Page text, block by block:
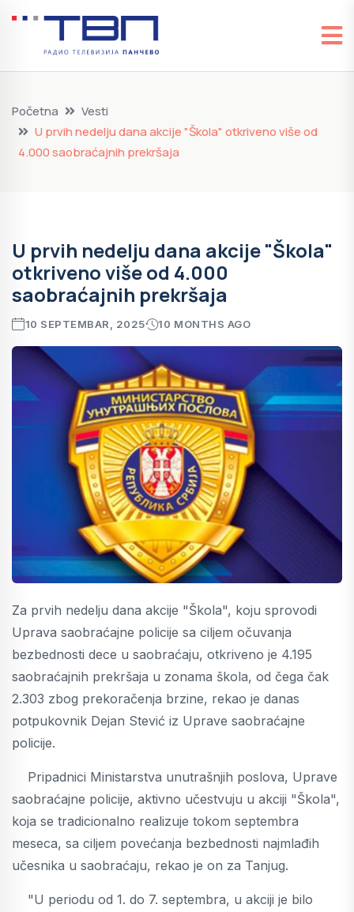
Početna
Vesti
U prvih nedelju dana akcije "Škola" otkriveno više od
4.000 saobraćajnih prekršaja
U prvih nedelju dana akcije "Škola"
otkriveno više od 4.000
saobraćajnih prekršaja
10 SEPTEMBAR, 2025 10 MONTHS AGO
Za prvih nedelju dana akcije "Škola", koju sprovodi
Uprava saobraćajne policije sa ciljem očuvanja
bezbednosti dece u saobraćaju, otkriveno je 4.195
saobraćajnih prekršaja u zonama škola, od čega čak
2.303 zbog prekoračenja brzine, rekao je danas
potpukovnik Dejan Stević iz Uprave saobraćajne
policije.
Pripadnici Ministarstva unutrašnjih poslova, Uprave
saobraćajne policije, aktivno učestvuju u akciji "Škola",
koja se tradicionalno realizuje tokom septembra
meseca, sa ciljem povećanja bezbednosti najmlađih
učesnika u saobraćaju, rekao je on za Tanjug.
"U periodu od 1. do 7. septembra, u akciji je bilo